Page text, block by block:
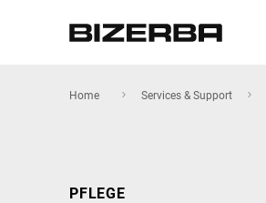
Home Services & Support
PFLEGE